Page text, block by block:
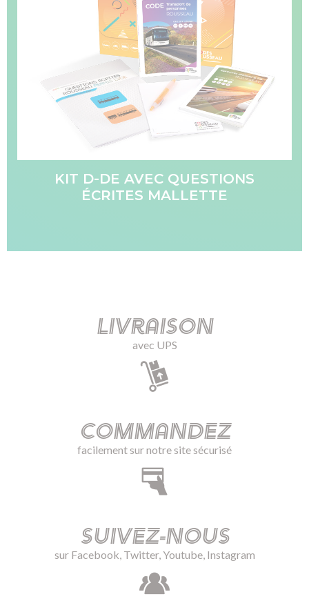
KIT D-DE AVEC QUESTIONS
ÉCRITES MALLETTE
Livraison
avec UPS
Commandez
facilement sur notre site sécurisé
Suivez-nous
sur Facebook, Twitter, Youtube, Instagram